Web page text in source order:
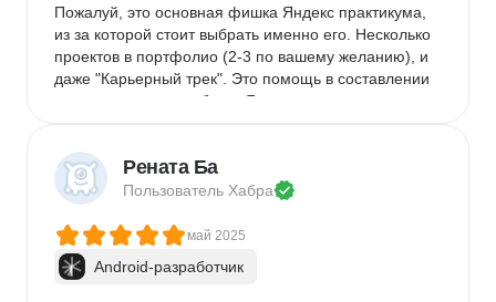
Пожалуй, это основная фишка Яндекс практикума,
из за которой стоит выбрать именно его. Несколько
проектов в портфолио (2-3 по вашему желанию), и
даже "Карьерный трек". Это помощь в составлении
резюме и поиске работы. Я как раз на этом этапе
Недостатки:
сложность заметно возросла. Теперь ты решаешь
не мини задачки в тренажере, а уже запутываешься
хардкор. Ну и этих знаний хоть и много, но
недостаточно для влета на любую вакансию junior
(Придется еще и самому что-нибудь изучать и
Рената Ба
Пользователь Хабра
май 2025
Android-разработчик